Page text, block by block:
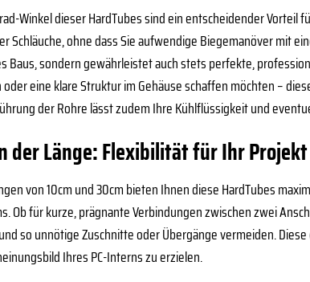
Winkel dieser HardTubes sind ein entscheidender Vorteil
Schläuche, ohne dass Sie aufwendige Biegemanöver mit
Baus, sondern gewährleistet auch stets perfekte,
eine klare Struktur im Gehäuse schaffen möchten –
der Rohre lässt zudem Ihre Kühlflüssigkeit und
der Länge: Flexibilität für Ihr Projekt
von 10cm und 30cm bieten Ihnen diese HardTubes
Ob für kurze, prägnante Verbindungen zwischen zwei
so unnötige Zuschnitte oder Übergänge vermeiden.
Ihres PC-Interns zu erzielen.